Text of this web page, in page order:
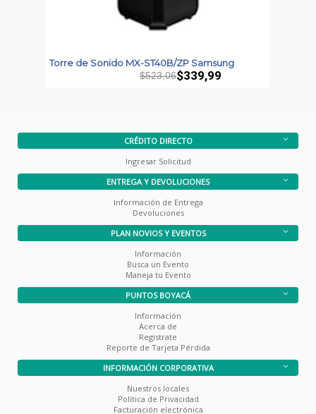
Torre de Sonido MX-ST40B/ZP Samsung
$523,06$339,99
CRÉDITO DIRECTO
Ingresar Solicitud
ENTREGA Y DEVOLUCIONES
Información de Entrega
Devoluciones
PLAN NOVIOS Y EVENTOS
Información
Busca un Evento
Maneja tu Evento
PUNTOS BOYACÁ
Información
Acerca de
Registrate
Reporte de Tarjeta Pérdida
INFORMACIÓN CORPORATIVA
Nuestros locales
Política de Privacidad
Facturación electrónica